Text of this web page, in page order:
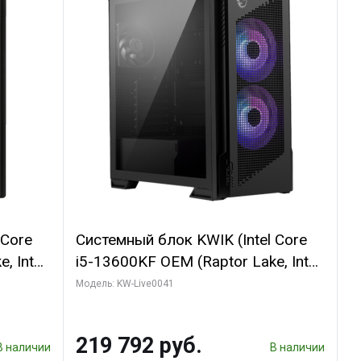
Intel
наличии
Системный блок KWIK (Intel Core
i5-13600KF OEM (Raptor Lake, Intel
7, C14 8EC/6PC/ 16 ГБ ОЗУ (2
256bit 3xDP HD/ 512 ГБ SSD)
Модель: KW-Live0041
219 792 руб. В наличии